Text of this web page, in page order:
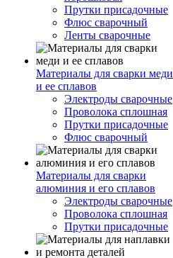
Прутки присадочные
Флюс сварочный
Ленты сварочные
Материалы для сварки меди
и ее сплавов
Электроды сварочные
Проволока сплошная
Прутки присадочные
Флюс сварочный
Материалы для сварки
алюминия и его сплавов
Электроды сварочные
Проволока сплошная
Прутки присадочные